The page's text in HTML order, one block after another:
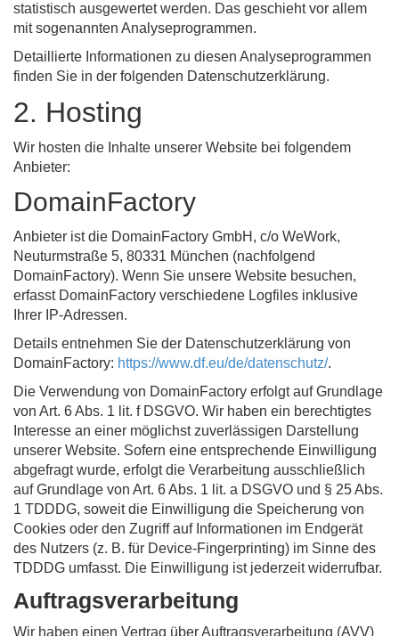
statistisch ausgewertet werden. Das geschieht vor allem
mit sogenannten Analyseprogrammen.
Detaillierte Informationen zu diesen Analyseprogrammen
finden Sie in der folgenden Datenschutzerklärung.
2. Hosting
Wir hosten die Inhalte unserer Website bei folgendem
Anbieter:
DomainFactory
Anbieter ist die DomainFactory GmbH, c/o WeWork,
Neuturmstraße 5, 80331 München (nachfolgend
DomainFactory). Wenn Sie unsere Website besuchen,
erfasst DomainFactory verschiedene Logfiles inklusive
Ihrer IP-Adressen.
Details entnehmen Sie der Datenschutzerklärung von
DomainFactory: https://www.df.eu/de/datenschutz/.
Die Verwendung von DomainFactory erfolgt auf Grundlage
von Art. 6 Abs. 1 lit. f DSGVO. Wir haben ein berechtigtes
Interesse an einer möglichst zuverlässigen Darstellung
unserer Website. Sofern eine entsprechende Einwilligung
abgefragt wurde, erfolgt die Verarbeitung ausschließlich
auf Grundlage von Art. 6 Abs. 1 lit. a DSGVO und § 25 Abs.
1 TDDDG, soweit die Einwilligung die Speicherung von
Cookies oder den Zugriff auf Informationen im Endgerät
des Nutzers (z. B. für Device-Fingerprinting) im Sinne des
TDDDG umfasst. Die Einwilligung ist jederzeit widerrufbar.
Auftragsverarbeitung
Wir haben einen Vertrag über Auftragsverarbeitung (AVV)